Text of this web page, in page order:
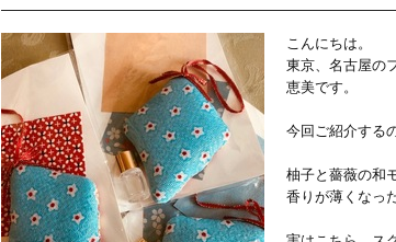
こんにちは。
東京、名古屋の
恵美です。
今回ご紹介する
柚子と薔薇の和
香りが薄くなっ